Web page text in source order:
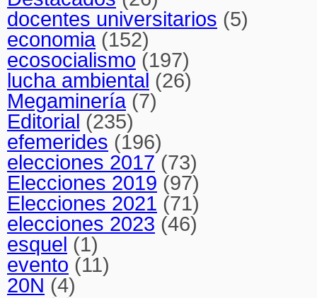
docentes universitarios (5)
economia(152)
ecosocialismo (197)
lucha ambiental (26)
Megaminería(7)
Editorial (235)
efemerides (196)
elecciones 2017 (73)
Elecciones 2019 (97)
Elecciones 2021 (71)
elecciones 2023 (46)
esquel (1)
evento (11)
20N (4)